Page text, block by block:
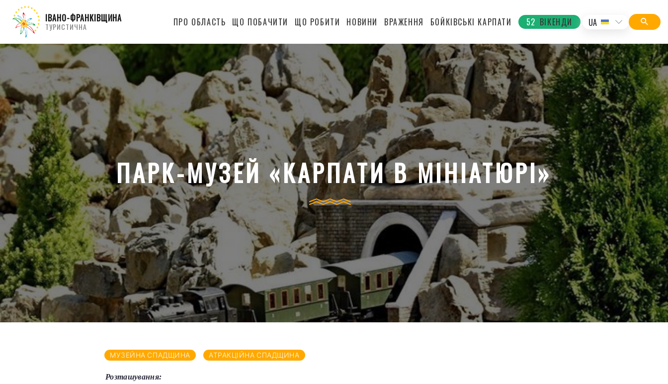
ІВАНО-ФРАНКІВЩИНА
ТУРИСТИЧНА ПРО ОБЛАСТЬ ЩО ПОБАЧИТИ ЩО РОБИТИ НОВИНИ ВРАЖЕННЯ БОЙКІВСЬКІ КАРПАТИ 52 ВІКЕНДИ UA
ПАРК-МУЗЕЙ «КАРПАТИ В МІНІАТЮРІ»
МУЗЕЙНА СПАДЩИНА АТРАКЦІЙНА СПАДЩИНА
Розташування: